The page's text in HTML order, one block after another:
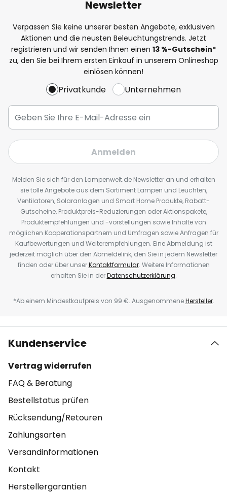
Newsletter
Verpassen Sie keine unserer besten Angebote, exklusiven
Aktionen und die neusten Beleuchtungstrends. Jetzt
registrieren und wir senden Ihnen einen 13 %-Gutschein*
zu, den Sie bei Ihrem ersten Einkauf in unserem Onlineshop
einlösen können!
Privatkunde Unternehmen
Anmelden
Melden Sie sich für den Lampenwelt.de Newsletter an und erhalten
sie tolle Angebote aus dem Sortiment Lampen und Leuchten,
Ventilatoren, Solaranlagen und Smart Home Produkte, Rabatt-
Gutscheine, Produktpreis-Reduzierungen oder Aktionspakete,
Produktempfehlungen und -vorstellungen sowie Inhalte von
möglichen Kooperationspartnern und Umfragen sowie Anfragen für
Kaufbewertungen und Weiterempfehlungen. Eine Abmeldung ist
jederzeit möglich über den Abmeldelink, den Sie in jedem Newsletter
finden oder über unserKontaktformular. Weitere Informationen
erhalten Sie in derDatenschutzerklärung.
*Ab einem Mindestkaufpreis von 99 €. AusgenommeneHersteller.
Kundenservice
Vertrag widerrufen
FAQ & Beratung
Bestellstatus prüfen
Rücksendung/Retouren
Zahlungsarten
Versandinformationen
Kontakt
Herstellergarantien